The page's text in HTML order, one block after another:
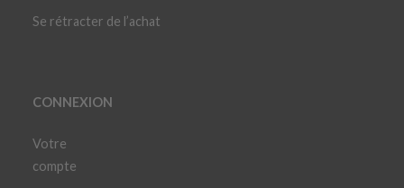
Se rétracter de l’achat
CONNEXION
Votre
compte